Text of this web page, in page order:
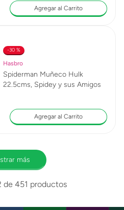
Agregar al Carrito
30 %
Hasbro
Spiderman Muñeco Hulk
22.5cms, Spidey y sus Amigos
Agregar al Carrito
más
de 451 productos